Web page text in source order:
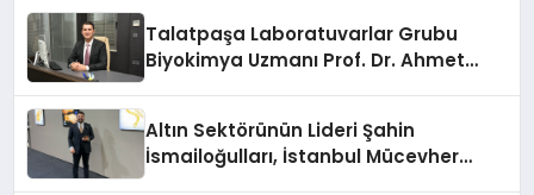
Talatpaşa Laboratuvarlar Grubu
Biyokimya Uzmanı Prof. Dr. Ahmet
Altın Sektörünün Lideri Şahin
İsmailoğulları, İstanbul Mücevher